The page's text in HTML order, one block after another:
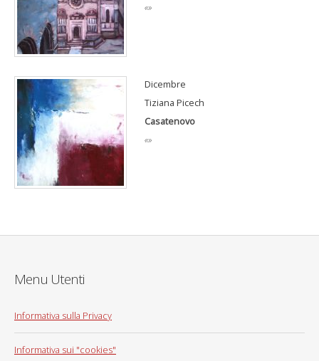
«»
Dicembre
Tiziana Picech
Casatenovo
«»
Menu Utenti
Informativa sulla Privacy
Informativa sui "cookies"